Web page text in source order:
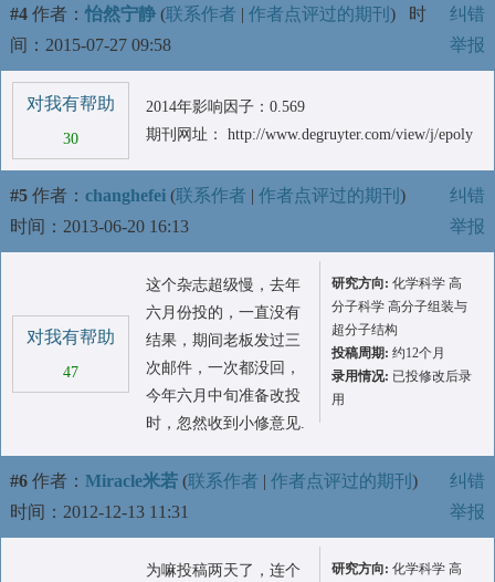
#4 作者：怡然宁静 (联系作者 | 作者点评过的期刊 ) 时
间：2015-07-27 09:58
纠错
举报
对我有帮助
30
2014年影响因子：0.569
期刊网址： http://www.degruyter.com/view/j/epoly
#5 作者： changhefei (联系作者 | 作者点评过的期刊 )
时间：2013-06-20 16:13
纠错
举报
对我有帮助
47
这个杂志超级慢，去年
六月份投的，一直没有
结果，期间老板发过三
次邮件，一次都没回，
今年六月中旬准备改投
时，忽然收到小修意见.
研究方向: 化学科学 高
分子科学 高分子组装与
超分子结构
投稿周期: 约12个月
录用情况: 已投修改后录
用
#6 作者： Miracle米若 (联系作者 | 作者点评过的期刊 )
时间：2012-12-13 11:31
纠错
举报
为嘛投稿两天了，连个
研究方向: 化学科学 高